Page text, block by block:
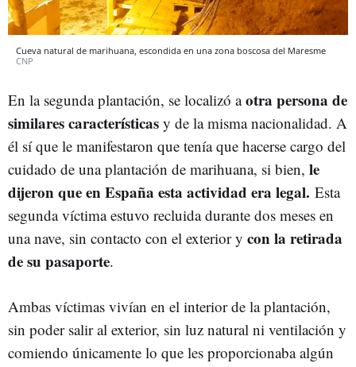
Cueva natural de marihuana, escondida en una zona boscosa del Maresme
CNP
En la segunda plantación, se localizó aotra persona de
similares características y de la misma nacionalidad. A
él sí que le manifestaron que tenía que hacerse cargo del
cuidado de una plantación de marihuana, si bien, le
dijeron que en España esta actividad era legal. Esta
segunda víctima estuvo recluida durante dos meses en
una nave, sin contacto con el exterior y con la retirada
de su pasaporte.
Ambas víctimas vivían en el interior de la plantación,
sin poder salir al exterior, sin luz natural ni ventilación y
comiendo únicamente lo que les proporcionaba algún